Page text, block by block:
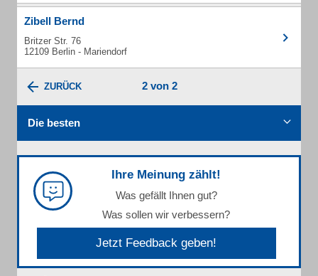
Zibell Bernd
Britzer Str. 76
12109 Berlin - Mariendorf
ZURÜCK 2 von 2
Die besten
Ihre Meinung zählt!
Was gefällt Ihnen gut?
Was sollen wir verbessern?
Jetzt Feedback geben!